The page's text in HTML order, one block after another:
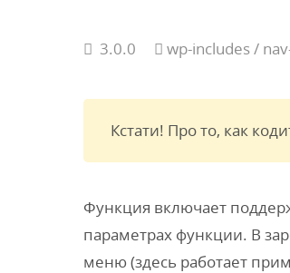
3.0.0 wp-includes/
Кстати! Про то, как
Функция включает
параметрах функции. В
меню (здесь работает